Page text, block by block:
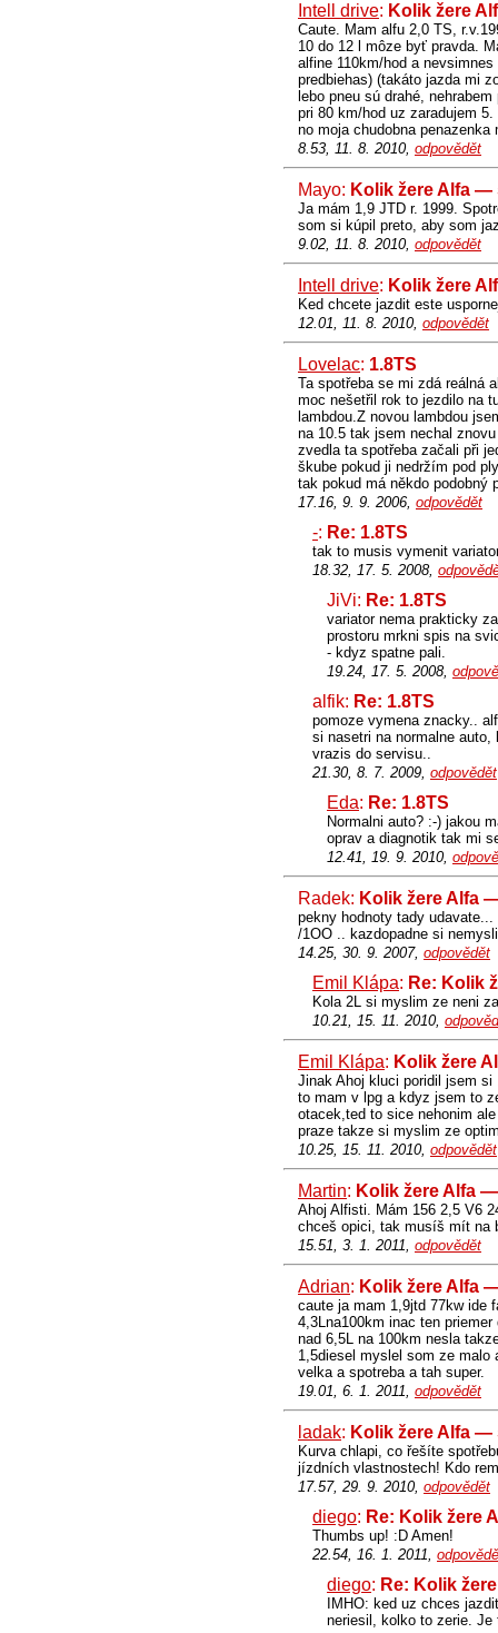
Intell drive: Kolik žere
Caute. Mam alfu 2,0 TS,
10 do 12 l môze byť pravda.
alfine 110km/hod a
predbiehas) (takáto jazda mi
lebo pneu sú drahé,
pri 80 km/hod uz zaradujem
no moja chudobna
8.53, 11. 8. 2010, odpovědět
Mayo: Kolik žere Alfa —
Ja mám 1,9 JTD r. 1999.
som si kúpil preto, aby som
9.02, 11. 8. 2010, odpovědět
Intell drive: Kolik žere
Ked chcete jazdit este
12.01, 11. 8. 2010, odpovědět
Lovelac: 1.8TS
Ta spotřeba se mi zdá reálná
moc nešetřil rok to jezdilo na
lambdou.Z novou lambdou
na 10.5 tak jsem nechal
zvedla ta spotřeba začali při
škube pokud ji nedržím pod
tak pokud má někdo podobný
17.16, 9. 9. 2006, odpovědět
-: Re: 1.8TS
tak to musis vymenit
18.32, 17. 5. 2008,
JiVi: Re: 1.8TS
variator nema prakticky
prostoru mrkni spis na
- kdyz spatne pali.
19.24, 17. 5. 2008,
alfik: Re: 1.8TS
pomoze vymena znacky..
si nasetri na normalne
vrazis do servisu..
21.30, 8. 7. 2009, odpovědět
Eda: Re: 1.8TS
Normalni auto? :-) jakou
oprav a diagnotik tak mi
12.41, 19. 9. 2010,
Radek: Kolik žere Alfa
pekny hodnoty tady
/1OO .. kazdopadne si
14.25, 30. 9. 2007, odpovědět
Emil Klápa: Re: Kolik
Kola 2L si myslim ze neni
10.21, 15. 11. 2010,
Emil Klápa: Kolik žere
Jinak Ahoj kluci poridil jsem
to mam v lpg a kdyz jsem to
otacek,ted to sice nehonim
praze takze si myslim ze
10.25, 15. 11. 2010, odpovědět
Martin: Kolik žere Alfa
Ahoj Alfisti. Mám 156 2,5 V6
chceš opici, tak musíš mít na
15.51, 3. 1. 2011, odpovědět
Adrian: Kolik žere Alfa
caute ja mam 1,9jtd 77kw ide
4,3Lna100km inac ten
nad 6,5L na 100km nesla
1,5diesel myslel som ze malo
velka a spotreba a tah super.
19.01, 6. 1. 2011, odpovědět
ladak: Kolik žere Alfa —
Kurva chlapi, co řešíte
jízdních vlastnostech! Kdo
17.57, 29. 9. 2010, odpovědět
diego: Re: Kolik žere
Thumbs up! :D Amen!
22.54, 16. 1. 2011,
diego: Re: Kolik
IMHO: ked uz chces
neriesil, kolko to zerie. Je